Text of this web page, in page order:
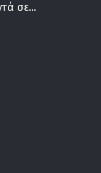
σε...